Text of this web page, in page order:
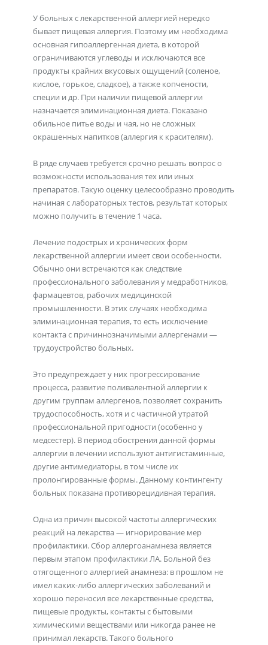
У больных с лекарственной аллергией нередко
бывает пищевая аллергия. Поэтому им необходима
основная гипоаллергенная диета, в которой
ограничиваются углеводы и исключаются все
продукты крайних вкусовых ощущений (соленое,
кислое, горькое, сладкое), а также копчености,
специи и др. При наличии пищевой аллергии
назначается элиминационная диета. Показано
обильное питье воды и чая, но не сложных
окрашенных напитков (аллергия к красителям).
В ряде случаев требуется срочно решать вопрос о
возможности использования тех или иных
препаратов. Такую оценку целесообразно проводить
начиная с лабораторных тестов, результат которых
можно получить в течение 1 часа.
Лечение подострых и хронических форм
лекарственной аллергии имеет свои особенности.
Обычно они встречаются как следствие
профессионального заболевания у медработников,
фармацевтов, рабочих медицинской
промышленности. В этих случаях необходима
элиминационная терапия, то есть исключение
контакта с причиннозначимыми аллергенами —
трудоустройство больных.
Это предупреждает у них прогрессирование
процесса, развитие поливалентной аллергии к
другим группам аллергенов, позволяет сохранить
трудоспособность, хотя и с частичной утратой
профессиональной пригодности (особенно у
медсестер). В период обострения данной формы
аллергии в лечении используют антигистаминные,
другие антимедиаторы, в том числе их
пролонгированные формы. Данному контингенту
больных показана противорецидивная терапия.
Одна из причин высокой частоты аллергических
реакций на лекарства — игнорирование мер
профилактики. Сбор аллергоанамнеза является
первым этапом профилактики ЛА. Больной без
отягощенного аллергией анамнеза: в прошлом не
имел каких-либо аллергических заболеваний и
хорошо переносил все лекарственные средства,
пищевые продукты, контакты с бытовыми
химическими веществами или никогда ранее не
принимал лекарств. Такого больного